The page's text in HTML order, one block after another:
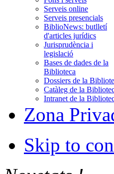
Serveis online
Serveis presencials
BiblioNews: butlletí
d'articles jurídics
Jurisprudència i
legislació
Bases de dades de la
Biblioteca
Dossiers de la
Catàleg de la
Intranet de la
Zona
Skip to